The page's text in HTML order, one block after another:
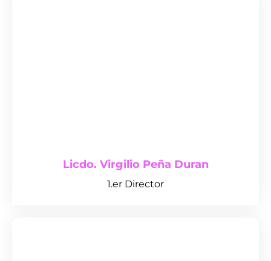
Licdo. Virgilio Peña Duran
1.er Director